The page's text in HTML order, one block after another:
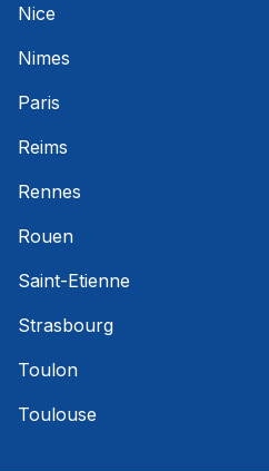
Nice
Nimes
Paris
Reims
Rennes
Rouen
Saint-Etienne
Strasbourg
Toulon
Toulouse